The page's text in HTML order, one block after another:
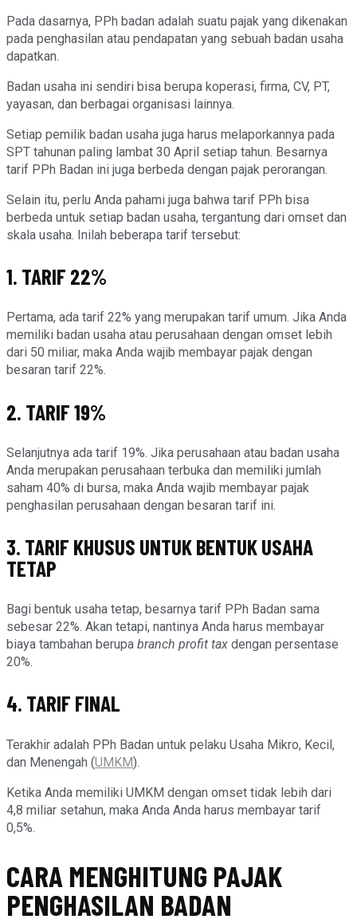
Pada dasarnya, PPh badan adalah suatu pajak yang dikenakan
pada penghasilan atau pendapatan yang sebuah badan usaha
dapatkan.
Badan usaha ini sendiri bisa berupa koperasi, firma, CV, PT,
yayasan, dan berbagai organisasi lainnya.
Setiap pemilik badan usaha juga harus melaporkannya pada
SPT tahunan paling lambat 30 April setiap tahun. Besarnya
tarif PPh Badan ini juga berbeda dengan pajak perorangan.
Selain itu, perlu Anda pahami juga bahwa tarif PPh bisa
berbeda untuk setiap badan usaha, tergantung dari omset dan
skala usaha. Inilah beberapa tarif tersebut:
1. TARIF 22%
Pertama, ada tarif 22% yang merupakan tarif umum. Jika Anda
memiliki badan usaha atau perusahaan dengan omset lebih
dari 50 miliar, maka Anda wajib membayar pajak dengan
besaran tarif 22%.
2. TARIF 19%
Selanjutnya ada tarif 19%. Jika perusahaan atau badan usaha
Anda merupakan perusahaan terbuka dan memiliki jumlah
saham 40% di bursa, maka Anda wajib membayar pajak
penghasilan perusahaan dengan besaran tarif ini.
3. TARIF KHUSUS UNTUK BENTUK USAHA
TETAP
Bagi bentuk usaha tetap, besarnya tarif PPh Badan sama
sebesar 22%. Akan tetapi, nantinya Anda harus membayar
biaya tambahan berupa branch profit tax dengan persentase
20%.
4. TARIF FINAL
Terakhir adalah PPh Badan untuk pelaku Usaha Mikro, Kecil,
dan Menengah (UMKM).
Ketika Anda memiliki UMKM dengan omset tidak lebih dari
4,8 miliar setahun, maka Anda Anda harus membayar tarif
0,5%.
CARA MENGHITUNG PAJAK
PENGHASILAN BADAN